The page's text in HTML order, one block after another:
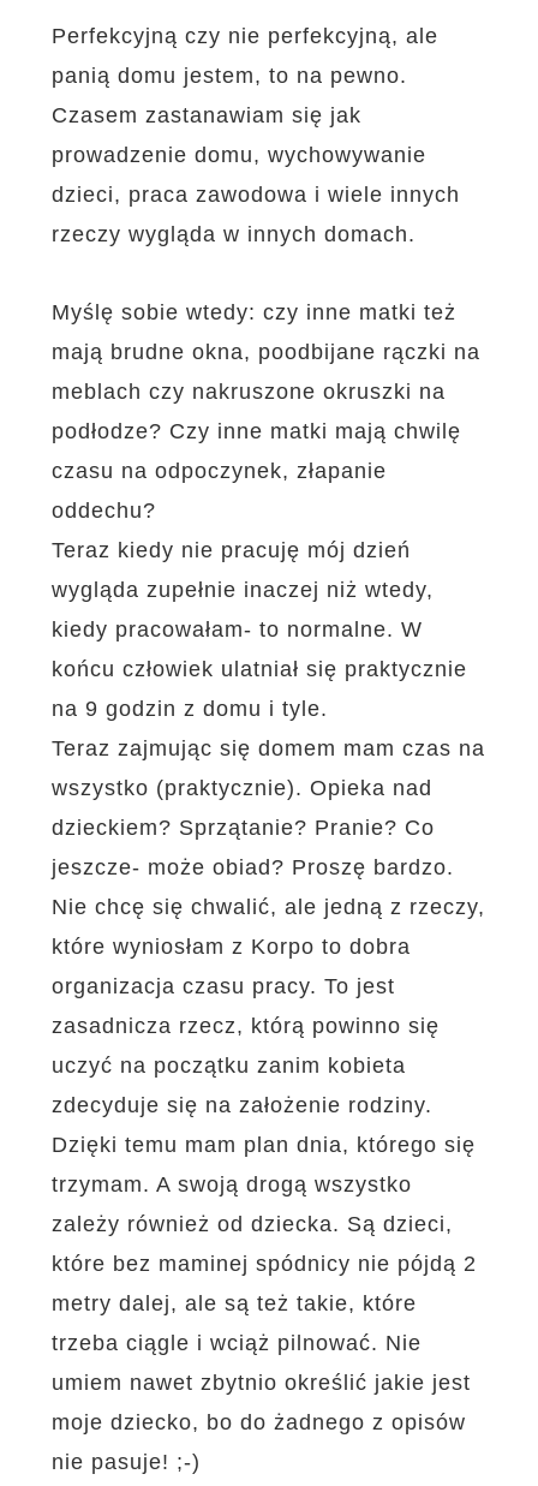
Perfekcyjną czy nie perfekcyjną, ale
panią domu jestem, to na pewno.
Czasem zastanawiam się jak
prowadzenie domu, wychowywanie
dzieci, praca zawodowa i wiele innych
rzeczy wygląda w innych domach.
Myślę sobie wtedy: czy inne matki też
mają brudne okna, poodbijane rączki na
meblach czy nakruszone okruszki na
podłodze? Czy inne matki mają chwilę
czasu na odpoczynek, złapanie
oddechu?
Teraz kiedy nie pracuję mój dzień
wygląda zupełnie inaczej niż wtedy,
kiedy pracowałam- to normalne. W
końcu człowiek ulatniał się praktycznie
na 9 godzin z domu i tyle.
Teraz zajmując się domem mam czas na
wszystko (praktycznie). Opieka nad
dzieckiem? Sprzątanie? Pranie? Co
jeszcze- może obiad? Proszę bardzo.
Nie chcę się chwalić, ale jedną z rzeczy,
które wyniosłam z Korpo to dobra
organizacja czasu pracy. To jest
zasadnicza rzecz, którą powinno się
uczyć na początku zanim kobieta
zdecyduje się na założenie rodziny.
Dzięki temu mam plan dnia, którego się
trzymam. A swoją drogą wszystko
zależy również od dziecka. Są dzieci,
które bez maminej spódnicy nie pójdą 2
metry dalej, ale są też takie, które
trzeba ciągle i wciąż pilnować. Nie
umiem nawet zbytnio określić jakie jest
moje dziecko, bo do żadnego z opisów
nie pasuje! ;-)